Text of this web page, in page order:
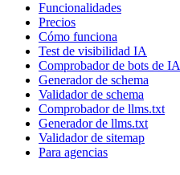
Funcionalidades
Precios
Cómo funciona
Test de visibilidad IA
Comprobador de bots de IA
Generador de schema
Validador de schema
Comprobador de llms.txt
Generador de llms.txt
Validador de sitemap
Para agencias